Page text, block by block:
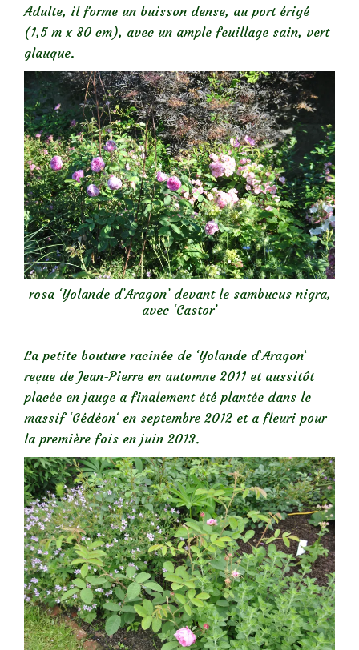
Adulte, il forme un buisson dense, au port érigé
(1,5 m x 80 cm), avec un ample feuillage sain, vert
glauque.
rosa ‘Yolande d’Aragon’ devant le sambucus nigra,
avec ‘Castor’
La petite bouture racinée de ‘Yolande d`Aragon`
reçue de Jean-Pierre en automne 2011 et aussitôt
placée en jauge a finalement été plantée dans le
massif ‘Gédéon‘ en septembre 2012 et a fleuri pour
la première fois en juin 2013.